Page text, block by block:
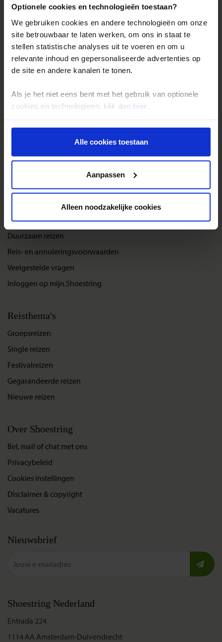
Optionele cookies en technologieën toestaan?
We gebruiken cookies en andere technologieën om onze
site betrouwbaar te laten werken, om ons in staat te
stellen statistische analyses uit te voeren en om u
relevante inhoud en gepersonaliseerde advertenties op
de site en andere kanalen te tonen.
Als je het niet eens bent met het gebruik van optionele
cookies en technologieën, klik dan hier
onder aan de pagina op elk gewenst moment voor de
toekomst wijzigen.Alle cookies toestaan
Aanpassen
Alleen noodzakelijke cookies
Bekijk film
Reizen met Shoestring
De belangrijkste info op een rij
Bestemmingen
Duurzaam reizen
Reis- en annuleringsvoorwaarden
Veelgestelde vragen
Inloggen op mijn.Shoestring
Reisthema's
Groepsreizen
Single reizen
Festivalreizen
Gegarandeerde reizen
Nieuwe reizen
Over Shoestring
Bel, mail of chat met ons
Privacybeleid
Cookies instellingen
Disclaimer & copyright
Vacatures
Nieuwsbrief
Shoestring Nederland
Entrada 224
1114 AA Amsterdam-Duivendrecht